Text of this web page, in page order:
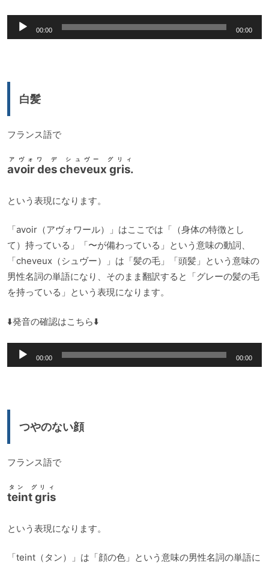
声
00:00 00:00
白髪
フランス語で
avoir des cheveux gris.
アヴォワ デ シュヴー グリィ
という表現になります。
「avoir（アヴォワール）」はここでは「（身体の特徴とし
て）持っている」「〜が備わっている」という意味の動詞、
「cheveux（シュヴー）」は「髪の毛」「頭髪」という意味の
男性名詞の単語になり、そのまま翻訳すると「グレーの髪の毛
を持っている」という表現になります。
⬇️発音の確認はこちら⬇️
声
00:00 00:00
つやのない顔
フランス語で
teint gris
タン グリィ
という表現になります。
「teint（タン）」は「顔の色」という意味の男性名詞の単語に